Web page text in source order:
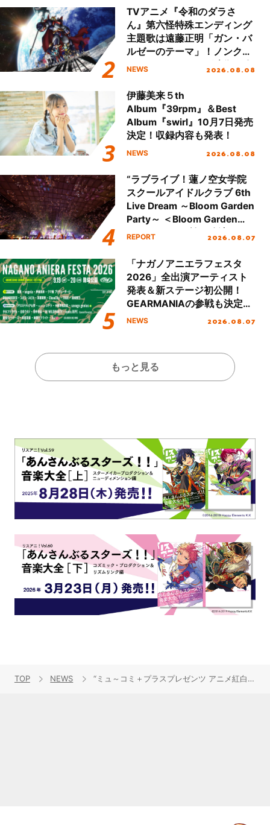
TVアニメ『令和のダラさ
ん』第六怪特殊エンディング
主題歌は遠藤正明「ガン・バ
ルゼーのテーマ」！ノンクレ
ジットエンディング映像も公
NEWS 2026.08.08
伊藤美来５th
Album『39rpm』＆Best
Album『swirl』10月7日発売
決定！収録内容も発表！
NEWS 2026.08.08
“ラブライブ！蓮ノ空女学院
スクールアイドルクラブ 6th
Live Dream ～Bloom Garden
Party～ ＜Bloom Garden
Party Stage／埼玉公演＞”
REPORT 2026.08.07
「ナガノアニエラフェスタ
2026」全出演アーティスト
発表＆新ステージ初公開！
GEARMANIAの参戦も決定
し、初となる第3ステージの
NEWS 2026.08.07
もっと見る
TOP NEWS “ミュ～コミ＋プラスプレゼンツ アニメ紅白歌合戦 Vol.4”のチケット番組2次先行、本日24時より受付開始！